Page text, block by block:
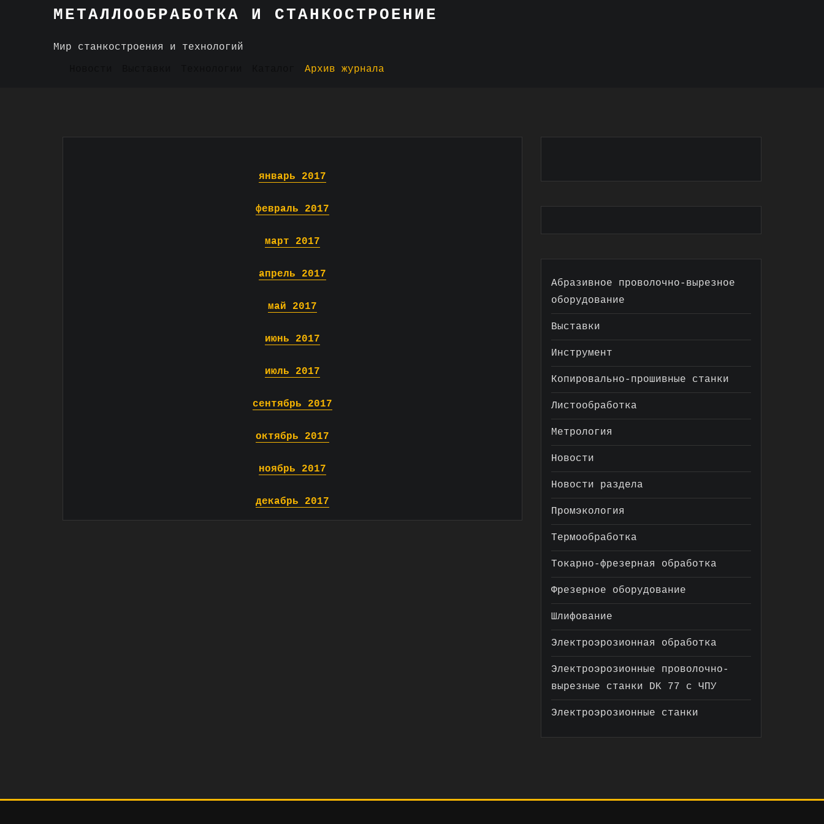
МЕТАЛЛООБРАБОТКА И СТАНКОСТРОЕНИЕ
Мир станкостроения и технологий
Архив журнала
январь 2017
февраль 2017
март 2017
апрель 2017
май 2017
июнь 2017
июль 2017
сентябрь 2017
октябрь 2017
ноябрь 2017
декабрь 2017
Абразивное проволочно-вырезное
оборудование
Выставки
Инструмент
Копировально-прошивные станки
Листообработка
Метрология
Новости
Новости раздела
Промэкология
Термообработка
Токарно-фрезерная обработка
Фрезерное оборудование
Шлифование
Электроэрозионная обработка
Электроэрозионные проволочно-
вырезные станки DK 77 с ЧПУ
Электроэрозионные станки